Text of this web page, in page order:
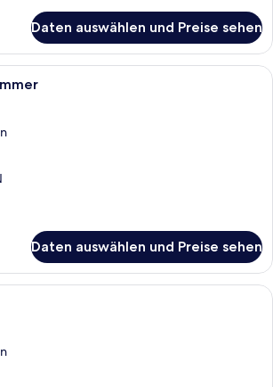
Daten auswählen und Preise sehen
Premium-Doppelzimmer |
Daten auswählen und Preise sehen
Suite | Allergikerbettwaren, Minibar,